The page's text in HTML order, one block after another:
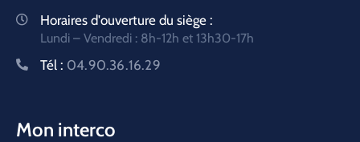
Horaires d'ouverture du siège :
Lundi – Vendredi : 8h-12h et 13h30-17h
Tél : 04.90.36.16.29
Mon interco